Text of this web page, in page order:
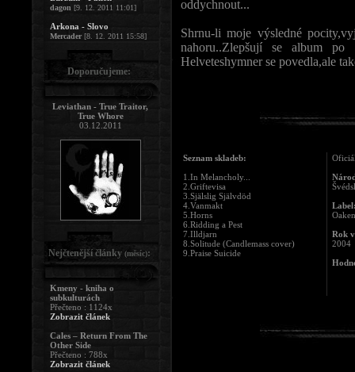
oddychnout...
Shrnu-li moje výsledné
nahoru..Zlepšují se album po
Helveteshymner se povedla,ale
Seznam skladeb:
1.In Melancholy...
2.Griftevisa
3.Själslig Självdöd
4.Vanmakt
5.Horns
6.Ridding a Pest
7.Illdjarn
8.Solitude (Candlemass cover)
9.Praise Suicide
Rok
2004
dagon [9. 12. 2011 11:01]
Arkona - Slovo
Mercader[8. 12. 2011 15:58]
Doporučujeme:
Leviathan - True Traitor,
True Whore
03.12.2011
Nejčtenější články (měsíc):
Kmeny - kniha o
subkulturách
Přečteno : 1124x
Zobrazit článek
Cales – Return From The
Other Side
Přečteno : 788x
Zobrazit článek